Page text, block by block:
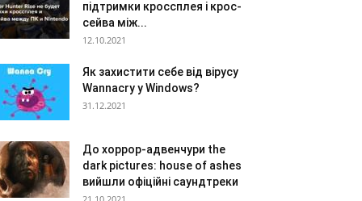
підтримки кроссплея і крос-
сейва між...
12.10.2021
Як захистити себе від вірусу
Wannacry у Windows?
31.12.2021
До хоррор-адвенчури the
dark pictures: house of ashes
вийшли офіційні саундтреки